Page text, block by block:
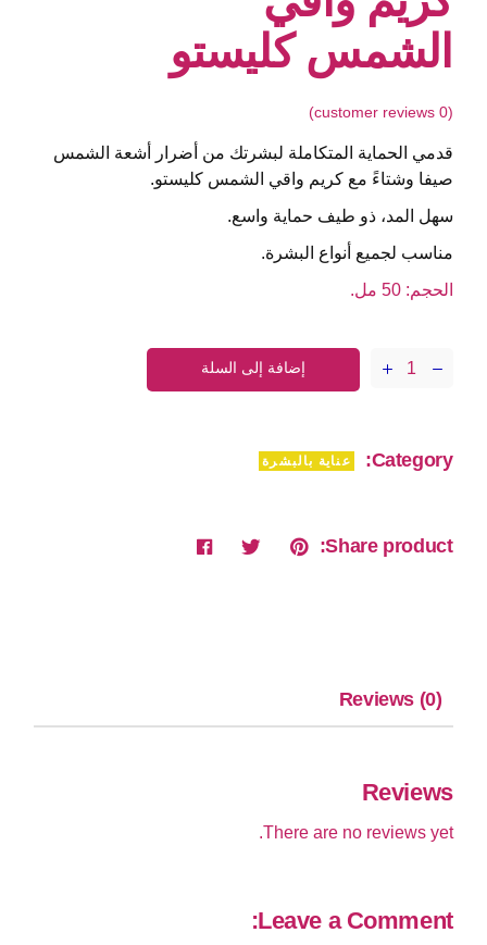
الشمس كليستو
(
0
customer reviews)
قدمي الحماية المتكاملة لبشرتك من أضرار أشعة الشمس
صيفا وشتاءً مع كريم واقي الشمس كليستو.
سهل المد، ذو طيف حماية واسع.
مناسب لجميع أنواع البشرة.
الحجم: 50 مل.
كريم واقي الشمس كليستو quantityإضافة إلى السلة
Category: عناية بالبشرة
Share product:
Reviews (0)
Reviews
There are no reviews yet.
Leave a Comment: